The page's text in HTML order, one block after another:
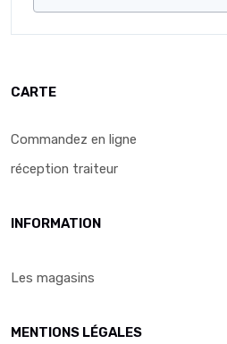
CARTE
Commandez en ligne
réception traiteur
INFORMATION
Les magasins
MENTIONS LÉGALES